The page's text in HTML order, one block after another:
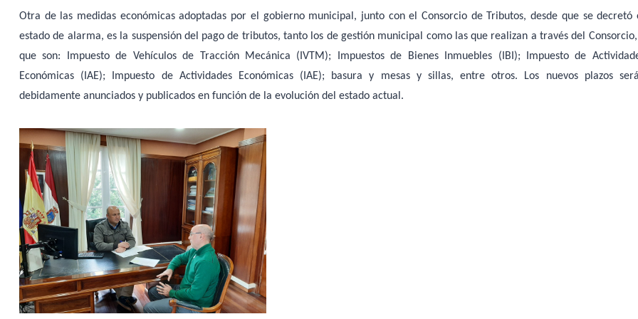
Otra de las medidas económicas adoptadas por el gobierno municipal, junto con el Consorcio de Tributos, desde que se decretó
estado de alarma, es la suspensión del pago de tributos, tanto los de gestión municipal como las que realizan a través del
que son: Impuesto de Vehículos de Tracción Mecánica (IVTM); Impuestos de Bienes Inmuebles (IBI); Impuesto de
Económicas (IAE); Impuesto de Actividades Económicas (IAE); basura y mesas y sillas, entre otros. Los nuevos plazos
debidamente anunciados y publicados en función de la evolución del estado actual.